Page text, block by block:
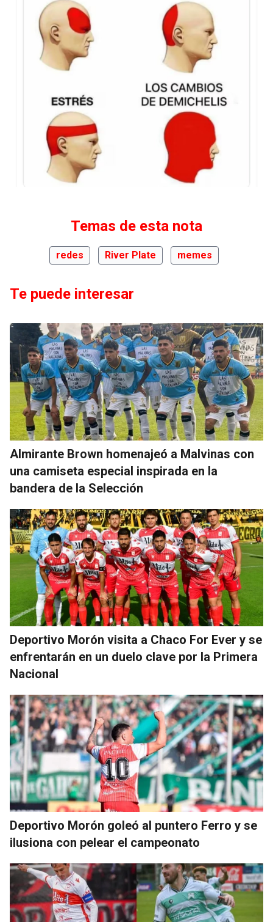
Temas de esta nota
redes River Plate memes
Te puede interesar
Almirante Brown homenajeó a Malvinas con
una camiseta especial inspirada en la
bandera de la Selección
Deportivo Morón visita a Chaco For Ever y se
enfrentarán en un duelo clave por la Primera
Nacional
Deportivo Morón goleó al puntero Ferro y se
ilusiona con pelear el campeonato